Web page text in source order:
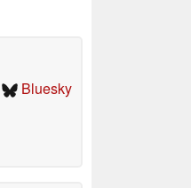
Bluesky